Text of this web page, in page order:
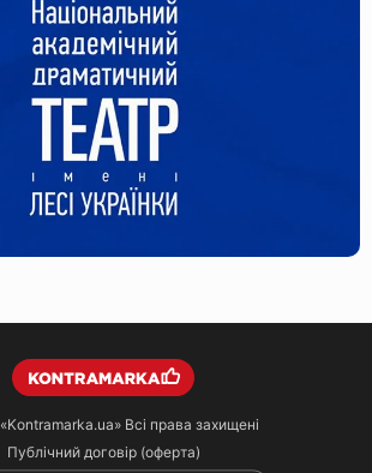
«Kontramarka.ua»Всі права захищені
Публічний договір (оферта)